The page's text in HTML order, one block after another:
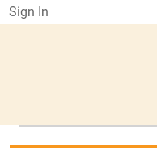
Sign In